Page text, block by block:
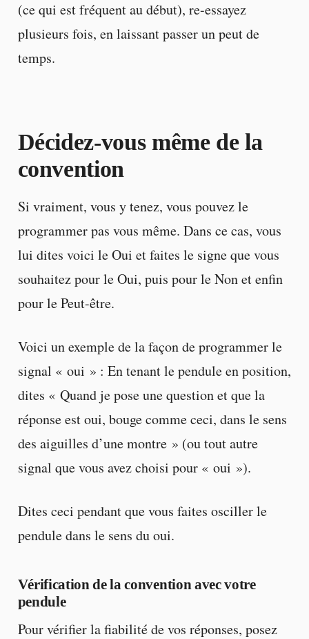
(ce qui est fréquent au début), re-essayez
plusieurs fois, en laissant passer un peut de
temps.
Décidez-vous même de la
convention
Si vraiment, vous y tenez, vous pouvez le
programmer pas vous même. Dans ce cas, vous
lui dites voici le Oui et faites le signe que vous
souhaitez pour le Oui, puis pour le Non et enfin
pour le Peut-être.
Voici un exemple de la façon de programmer le
signal « oui » : En tenant le pendule en position,
dites « Quand je pose une question et que la
réponse est oui, bouge comme ceci, dans le sens
des aiguilles d’une montre » (ou tout autre
signal que vous avez choisi pour « oui »).
Dites ceci pendant que vous faites osciller le
pendule dans le sens du oui.
Vérification de la convention avec votre
pendule
Pour vérifier la fiabilité de vos réponses, posez